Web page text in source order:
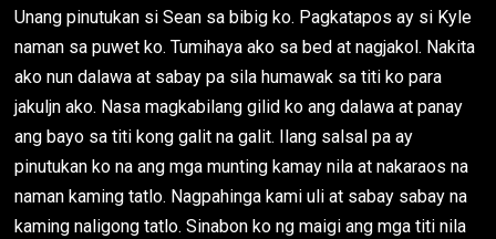
Unang pinutukan si Sean sa bibig ko. Pagkatapos ay si Kyle
naman sa puwet ko. Tumihaya ako sa bed at nagjakol. Nakita
ako nun dalawa at sabay pa sila humawak sa titi ko para
jakuljn ako. Nasa magkabilang gilid ko ang dalawa at panay
ang bayo sa titi kong galit na galit. Ilang salsal pa ay
pinutukan ko na ang mga munting kamay nila at nakaraos na
naman kaming tatlo. Nagpahinga kami uli at sabay sabay na
kaming naligong tatlo. Sinabon ko ng maigi ang mga titi nila